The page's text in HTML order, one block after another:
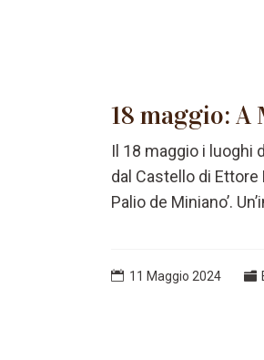
18 maggio:
Il 18 maggio i luoghi
dal Castello di
Palio de Miniano’.
11 Maggio 2024